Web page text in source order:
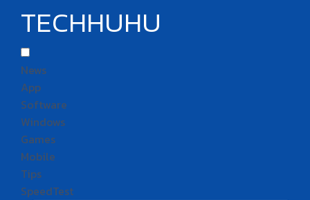
TECHHUHU
News
App
Software
Windows
Games
Mobile
Tips
SpeedTest